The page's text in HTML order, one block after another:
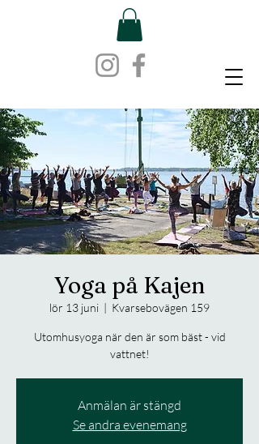
Yoga på Kajen
lör 13 juni
  |
Kvarsebovägen 159
Utomhusyoga när den är som bäst - vid
vattnet!
Anmälan är stängd
Se andra evenemang